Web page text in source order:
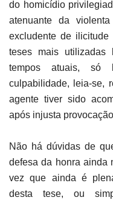
do homicídio
atenuante da
excludente de
teses mais utilizadas
tempos atuais, só
culpabilidade, leia-se,
agente tiver sido
após injusta
Não há dúvidas de
defesa da honra ainda
vez que ainda é
desta tese, ou